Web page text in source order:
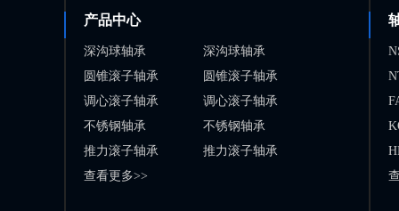
产品中心
深沟球轴承
圆锥滚子轴承
调心滚子轴承
不锈钢轴承
推力滚子轴承
查看更多>>
深沟球轴承
圆锥滚子轴承
调心滚子轴承
不锈钢轴承
推力滚子轴承